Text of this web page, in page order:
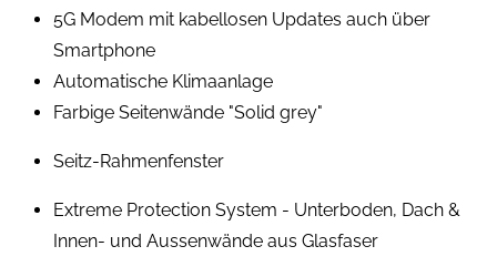
5G Modem mit kabellosen Updates auch über
Smartphone
Automatische Klimaanlage
Farbige Seitenwände "Solid grey"
Seitz-Rahmenfenster
Extreme Protection System - Unterboden, Dach &
Innen- und Aussenwände aus Glasfaser